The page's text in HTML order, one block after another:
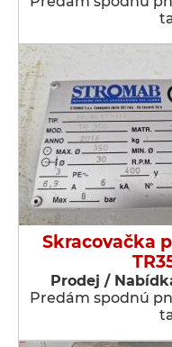
Skracovačka
Prodej /
Predám spodnú